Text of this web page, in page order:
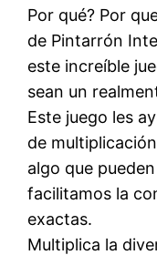
Por qué? Por
de Pintarrón
este increíble
sean un
Este juego les
de
algo que
facilitamos la
exactas.
Multiplica la